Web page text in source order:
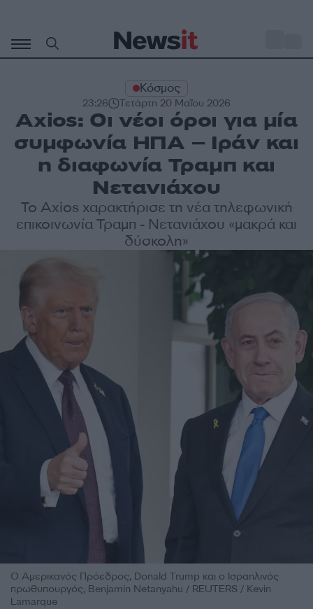
περιεχόμενο
Κόσμος
23:26 Τετάρτη 20 Μαΐου 2026
Axios: Οι νέοι όροι για μία
συμφωνία ΗΠΑ – Ιράν και
η διαφωνία Τραμπ και
Νετανιάχου
To Axios χαρακτήρισε τη νέα τηλεφωνική
επικοινωνία Τραμπ - Νετανιάχου «μακρά και
δύσκολη»
Ο Αμερικανός Πρόεδρος, Donald Trump και ο Ισραηλινός
πρωθυπουργός, Benjamin Netanyahu / REUTERS / Kevin
Lamarque